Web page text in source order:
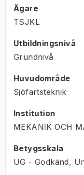
Ägare
TSJKL
Utbildningsnivå
Grundnivå
Huvudområde
Sjöfartsteknik
Institution
MEKANIK OCH
Betygsskala
UG - Godkänd,